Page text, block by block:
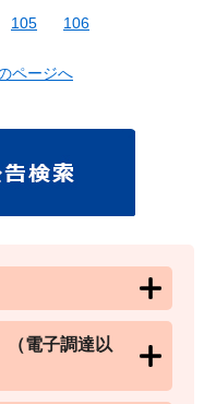
105 106
ページへ
（電子調達以